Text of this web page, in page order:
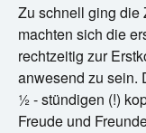
Zu schnell ging die
machten sich die
rechtzeitig zur
anwesend zu sein.
½ - stündigen (!)
Freude und